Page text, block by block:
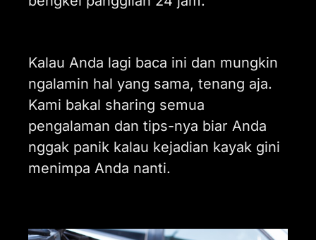
Kalau Anda lagi baca ini dan mungkin
ngalamin hal yang sama, tenang aja.
Kami bakal sharing semua
pengalaman dan tips-nya biar Anda
nggak panik kalau kejadian kayak gini
menimpa Anda nanti.